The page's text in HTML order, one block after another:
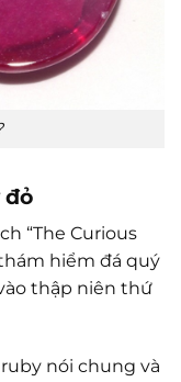
đỏ
“The Curious
hiểm đá quý
thập niên thứ
nói chung và